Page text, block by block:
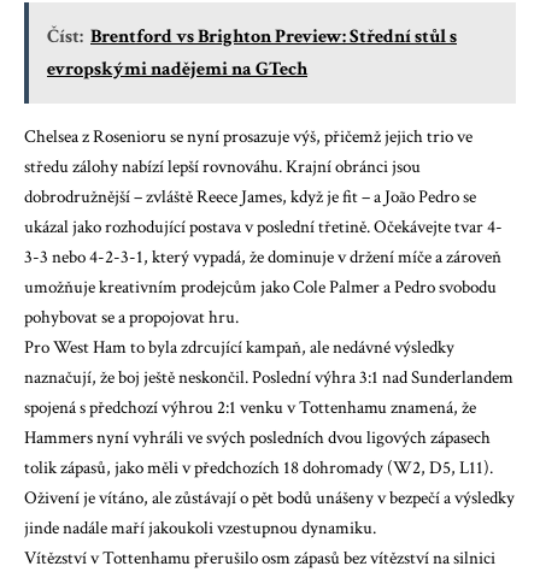
Číst: Brentford vs Brighton Preview: Střední stůl s
evropskými nadějemi na GTech
Chelsea z Rosenioru se nyní prosazuje výš, přičemž jejich trio ve
středu zálohy nabízí lepší rovnováhu. Krajní obránci jsou
dobrodružnější – zvláště Reece James, když je fit – a João Pedro se
ukázal jako rozhodující postava v poslední třetině. Očekávejte tvar 4-
3-3 nebo 4-2-3-1, který vypadá, že dominuje v držení míče a zároveň
umožňuje kreativním prodejcům jako Cole Palmer a Pedro svobodu
pohybovat se a propojovat hru.
Pro West Ham to byla zdrcující kampaň, ale nedávné výsledky
naznačují, že boj ještě neskončil. Poslední výhra 3:1 nad Sunderlandem
spojená s předchozí výhrou 2:1 venku v Tottenhamu znamená, že
Hammers nyní vyhráli ve svých posledních dvou ligových zápasech
tolik zápasů, jako měli v předchozích 18 dohromady (W2, D5, L11).
Oživení je vítáno, ale zůstávají o pět bodů unášeny v bezpečí a výsledky
jinde nadále maří jakoukoli vzestupnou dynamiku.
Vítězství v Tottenhamu přerušilo osm zápasů bez vítězství na silnici